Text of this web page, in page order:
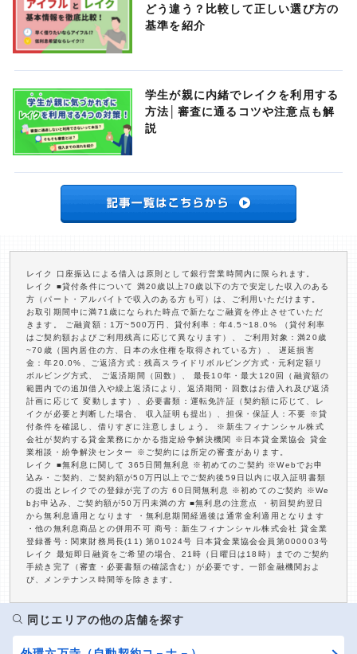
どう違う？比較して正しい選び方の
基準を紹介
学生が親に内緒でレイクを利用する
方法│審査に通るコツや注意点も解
説
レイク 口座振込による借入は原則として銀行営業時間内に限られます。
レイク ■貸付条件について 満20歳以上70歳以下の方で安定した収入のある
方（パート・アルバイトで収入のある方も可）は、ご利用いただけます。
お取引期間中に満71歳になられた時点で新たなご融資を停止させていただ
きます。 ご融資額：1万~500万円、貸付利率：年4.5~18.0% （貸付利率
はご契約額およびご利用残高に応じて異なります）、 ご利用対象：満20歳
~70歳（国内居住の方、日本の永住権を取得されている方）、 遅延損害
金：年20.0%、ご返済方式：残高スライドリボルビング方式・元利定額リ
ボルビング方式、 ご返済期間（回数）、 最長10年・最大120回（融資額の
範囲内での追加借入や繰上返済により、返済期間・回数はお借入れ及び返済
計画に応じて 変動します）、必要書類：運転免許証（契約額に応じて、レ
イクが必要と判断した場合、 収入証明も提出）、担保・保証人：不要 ※貸
付条件を確認し、借りすぎに注意しましょう。 ※新生フィナンシャル株式
会社が契約する貸金業務にかかる指定紛争解決機関 ※日本貸金業協会 貸金
業相談・紛争解決センター ※ご契約には所定の審査があります。
レイク ■無利息に関して 365日間無利息 ※初めてのご契約 ※Webでお申
込み・ご契約、ご契約額が50万円以上でご契約後59日以内に収入証明書類
の提出とレイクでの登録が完了の方 60日間無利息 ※初めてのご契約 ※We
bお申込み、ご契約額が50万円未満の方 ■無利息の注意点 ・初回契約翌日
から無利息適用となります ・無利息期間経過後は通常金利適用となります
・他の無利息商品との併用不可 商号：新生フィナンシャル株式会社 貸金業
登録番号：関東財務局長(11) 第01024号 日本貸金業協会会員第000003号
レイク 最短即日融資をご希望の場合、21時（日曜日は18時）までのご契約
手続き完了（審査・必要書類の確認含む）が必要です。一部金融機関およ
び、メンテナンス時間等を除きます。
同じエリアの他の店舗を探す